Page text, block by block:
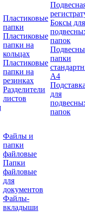
Пластиковые
папки
Пластиковые
папки на
кольцах
Пластиковые
папки на
резинках
Разделители
листов
Боксы для
папок
папки
А4
для
папок
Файлы и
папки
файловые
Папки
файловые
для
документов
Файлы-
вкладыши